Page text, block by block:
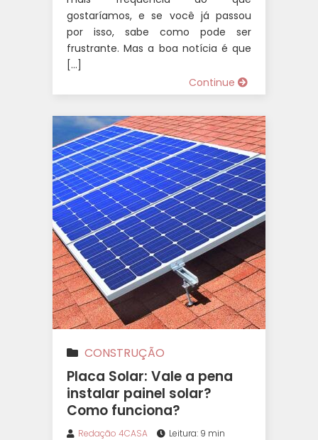
gostaríamos, e se você já passou
por isso, sabe como pode ser
frustrante. Mas a boa notícia é que
[…]
Continue
CONSTRUÇÃO
Placa Solar: Vale a pena
instalar painel solar?
Como funciona?
Redação 4CASA Leitura: 9 min